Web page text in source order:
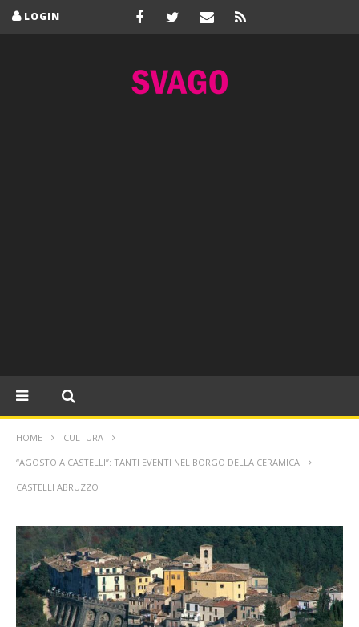
LOGIN
HOME CULTURA
“AGOSTO A CASTELLI”: TANTI EVENTI NEL BORGO DELLA CERAMICA
CASTELLI ABRUZZO